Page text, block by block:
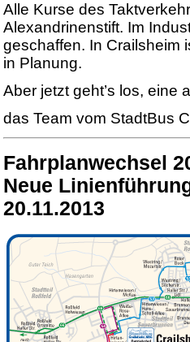
Alle Kurse des
Alexandrinenstift. Im
geschaffen. In Crailsheim
in Planung.
Aber jetzt geht’s los, eine
das Team vom StadtBus
Fahrplanwechsel
Neue
20.11.2013